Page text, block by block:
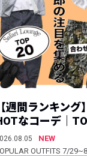
【週間ランキング
なコーデ｜
NEW
OUTFITS 7/